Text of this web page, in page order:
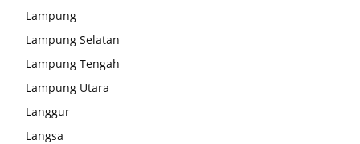
Lampung
Lampung Selatan
Lampung Tengah
Lampung Utara
Langgur
Langsa